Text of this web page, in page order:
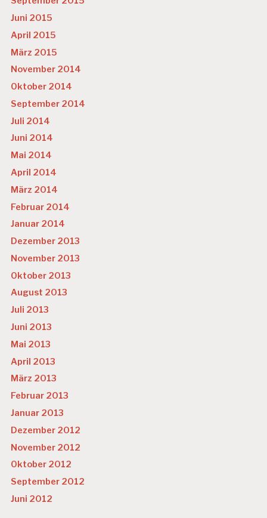
Juni 2015
April 2015
März 2015
November 2014
Oktober 2014
September 2014
Juli 2014
Juni 2014
Mai 2014
April 2014
März 2014
Februar 2014
Januar 2014
Dezember 2013
November 2013
Oktober 2013
August 2013
Juli 2013
Juni 2013
Mai 2013
April 2013
März 2013
Februar 2013
Januar 2013
Dezember 2012
November 2012
Oktober 2012
September 2012
Juni 2012